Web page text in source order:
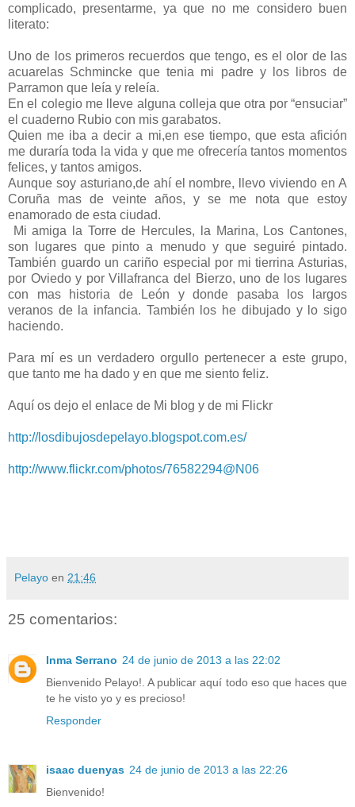
complicado, presentarme, ya que no me considero buen
literato:
Uno de los primeros recuerdos que tengo, es el olor de las
acuarelas Schmincke que tenia mi padre y los libros de
Parramon que leía y releía.
En el colegio me lleve alguna colleja que otra por “ensuciar”
el cuaderno Rubio con mis garabatos.
Quien me iba a decir a mi,en ese tiempo, que esta afición
me duraría toda la vida y que me ofrecería tantos momentos
felices, y tantos amigos.
Aunque soy asturiano,de ahí el nombre, llevo viviendo en A
Coruña mas de veinte años, y se me nota que estoy
enamorado de esta ciudad.
Mi amiga la Torre de Hercules, la Marina, Los Cantones,
son lugares que pinto a menudo y que seguiré pintado.
También guardo un cariño especial por mi tierrina Asturias,
por Oviedo y por Villafranca del Bierzo, uno de los lugares
con mas historia de León y donde pasaba los largos
veranos de la infancia. También los he dibujado y lo sigo
haciendo.
Para mí es un verdadero orgullo pertenecer a este grupo,
que tanto me ha dado y en que me siento feliz.
Aquí os dejo el enlace de Mi blog y de mi Flickr
http://losdibujosdepelayo.blogspot.com.es/
http://www.flickr.com/photos/76582294@N06
Pelayo en 21:46
25 comentarios:
Inma Serrano 24 de junio de 2013 a las 22:02
Bienvenido Pelayo!. A publicar aquí todo eso que haces que
te he visto yo y es precioso!
Responder
isaac duenyas 24 de junio de 2013 a las 22:26
Bienvenido!